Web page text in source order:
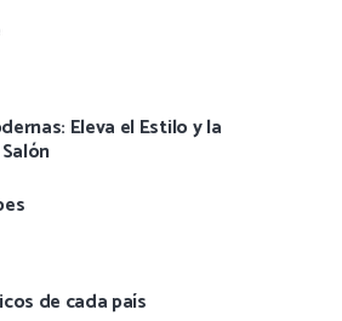
Eleva el Estilo y la
de cada país